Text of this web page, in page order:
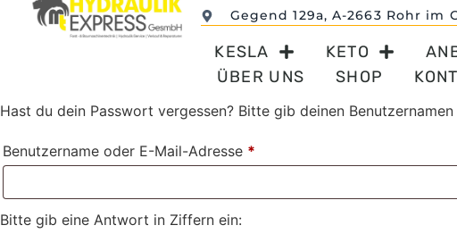
Gegend 129a, A-2663 Rohr im
KESLA KETO
ÜBER UNS
SHOP
Hast du dein Passwort vergessen? Bitte gib deinen
Benutzername oder E-Mail-Adresse *
Bitte gib eine Antwort in Ziffern ein: